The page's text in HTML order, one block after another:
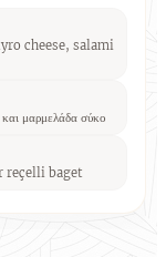
cheese, salami
μαρμελάδα σύκο
reçelli baget